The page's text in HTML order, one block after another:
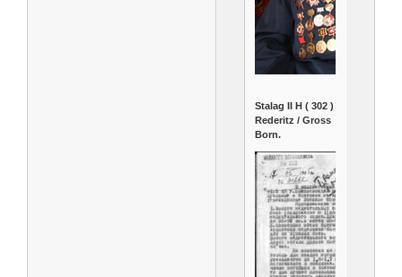
Stalag II H ( 302 )
Rederitz / Gross
Born.